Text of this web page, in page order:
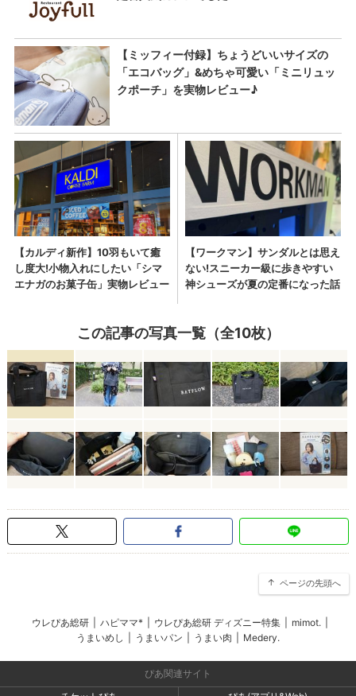
この記事の写真一覧（全10枚）
ページの先頭へ
ウレぴあ総研 ハピママ* ウレぴあ総研 ディズニー特集 mimot.
うまいめし
うまいパン うまい肉 Medery.
ぴあ関連サイト